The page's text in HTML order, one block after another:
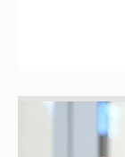
Никита